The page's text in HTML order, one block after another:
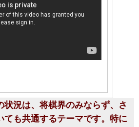
状況は、将棋界のみならず、さ
ても共通するテーマです。特に